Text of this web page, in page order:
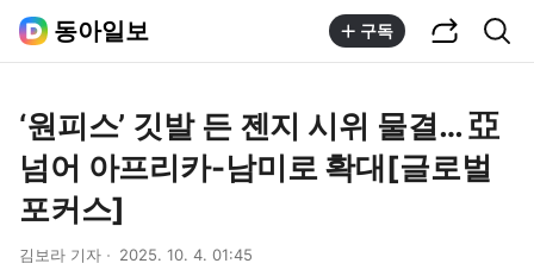
동아일보 구독
‘원피스’ 깃발 든 젠지 시위 물결… 亞
넘어 아프리카-남미로 확대[글로벌
포커스]
김보라 기자 2025. 10. 4. 01:45